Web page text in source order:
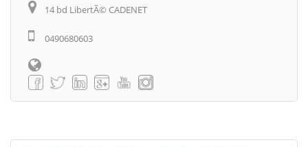
14 bd LibertÃ© CADENET
0490680603